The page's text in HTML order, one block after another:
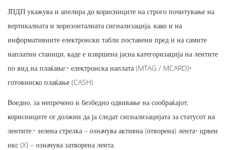
ЈПДП укажува и апелира до корисниците на строго почитување на
вертикалната и хоризонталната сигнализација, како и на
информативните електронски табли поставени пред и на самите
наплатни станици, каде е извршена јасна категоризација на лентите
по вид на плаќање:• електронска наплата (MTAG / MCARD)•
готовинско плаќање (CASH)
Воедно, за непречено и безбедно одвивање на сообраќајот,
корисниците се должни да ја следат сигнализацијата за статусот на
лентите:• зелена стрелка – означува активна (отворена) лента• црвен
икс (X) – означува затворена лента.